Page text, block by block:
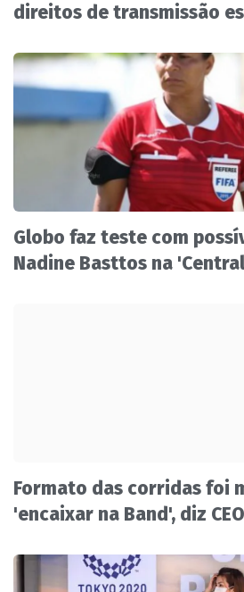
direitos de transmissão
Globo faz teste com
Nadine Basttos na
Formato das corridas foi
'encaixar na Band', diz